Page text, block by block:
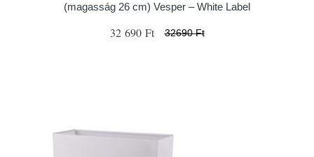
(magasság 26 cm) Vesper – White Label
32 690 Ft 32690 Ft